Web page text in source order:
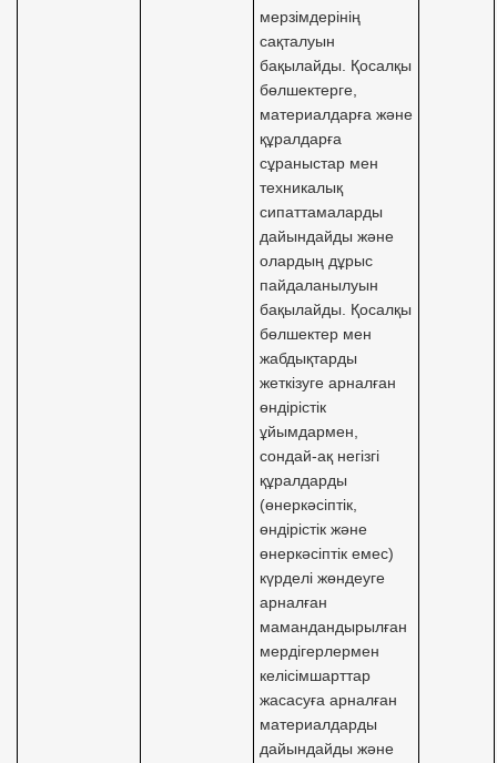
мерзімдерінің
сақталуын
бақылайды. Қосалқы
бөлшектерге,
материалдарға және
құралдарға
сұраныстар мен
техникалық
сипаттамаларды
дайындайды және
олардың дұрыс
пайдаланылуын
бақылайды. Қосалқы
бөлшектер мен
жабдықтарды
жеткізуге арналған
өндірістік
ұйымдармен,
сондай-ақ негізгі
құралдарды
(өнеркәсіптік,
өндірістік және
өнеркәсіптік емес)
күрделі жөндеуге
арналған
мамандандырылған
мердігерлермен
келісімшарттар
жасасуға арналған
материалдарды
дайындайды және